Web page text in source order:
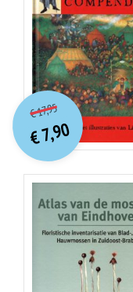
€17,95O
orspr
onkelijke
prijs
was:
€ 17,95.
€7,90
Huidige
prijs
is:
€ 7,90.